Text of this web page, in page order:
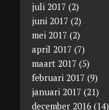
juli 2017 (2)
juni 2017 (2)
mei 2017 (2)
april 2017 (7)
maart 2017 (5)
februari 2017 (9)
januari 2017 (21)
december 2016 (14)